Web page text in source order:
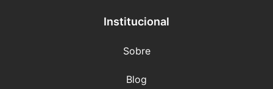
Institucional
Sobre
Blog